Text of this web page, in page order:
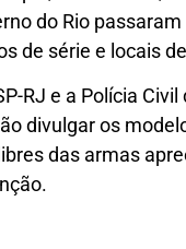
do Rio
de série e locais
RJ e a Polícia Civil
divulgar os
das armas